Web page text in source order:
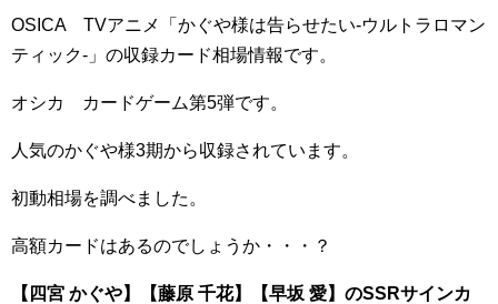
OSICA TVアニメ「かぐや様は告らせたい-ウルトラロマン
ティック-」の収録カード相場情報です。
オシカ カードゲーム第5弾です。
人気のかぐや様3期から収録されています。
初動相場を調べました。
高額カードはあるのでしょうか・・・？
【四宮 かぐや】【藤原 千花】【早坂 愛】のSSRサインカ